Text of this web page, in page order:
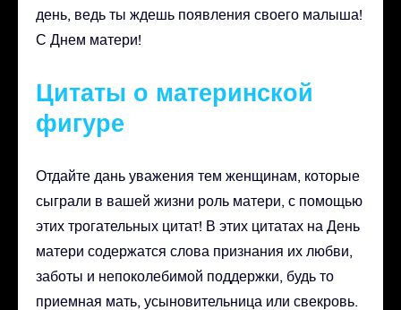
день, ведь ты ждешь появления своего малыша!
С Днем матери!
Цитаты о материнской
фигуре
Отдайте дань уважения тем женщинам, которые
сыграли в вашей жизни роль матери, с помощью
этих трогательных цитат! В этих цитатах на День
матери содержатся слова признания их любви,
заботы и непоколебимой поддержки, будь то
приемная мать, усыновительница или свекровь.